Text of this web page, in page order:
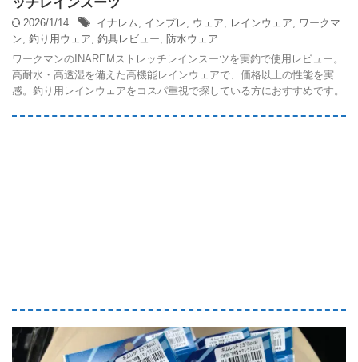
2026/1/14 イナレム, インプレ, ウェア, レインウェア, ワークマ
ン, 釣り用ウェア, 釣具レビュー, 防水ウェア
ワークマンのINAREMストレッチレインスーツを実釣で使用レビュー。
高耐水・高透湿を備えた高機能レインウェアで、価格以上の性能を実
感。釣り用レインウェアをコスパ重視で探している方におすすめです。